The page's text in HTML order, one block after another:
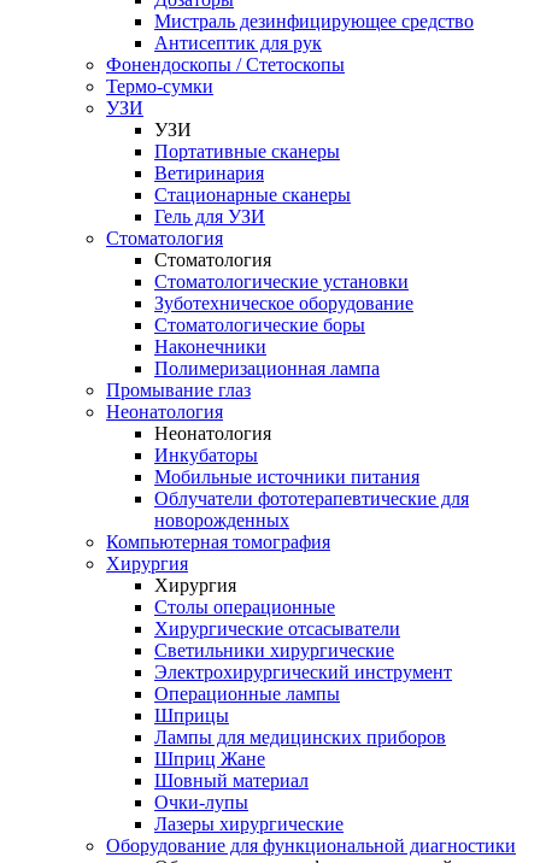
Мистраль дезинфицирующее средство
Антисептик для рук
Фонендоскопы / Стетоскопы
Термо-сумки
УЗИ
УЗИ
Портативные сканеры
Ветиринария
Стационарные сканеры
Гель для УЗИ
Стоматология
Стоматология
Стоматологические установки
Зуботехническое оборудование
Стоматологические боры
Наконечники
Полимеризационная лампа
Промывание глаз
Неонатология
Неонатология
Инкубаторы
Мобильные источники питания
Облучатели фототерапевтические для
новорожденных
Компьютерная томография
Хирургия
Хирургия
Столы операционные
Хирургические отсасыватели
Светильники хирургические
Электрохирургический инструмент
Операционные лампы
Шприцы
Лампы для медицинских приборов
Шприц Жане
Шовный материал
Очки-лупы
Лазеры хирургические
Оборудование для функциональной диагностики